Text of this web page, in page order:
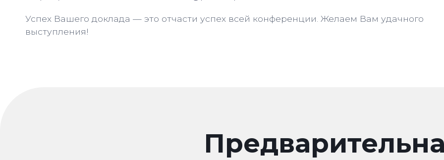
Успех Вашего доклада — это отчасти успех всей конференции. Желаем Вам удачного
выступления!